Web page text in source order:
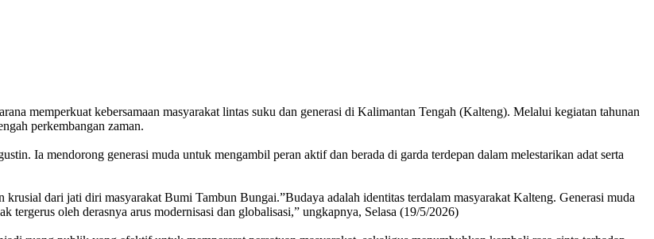
memperkuat kebersamaan masyarakat lintas suku dan generasi di Kalimantan Tengah (Kalteng). Melalui kegiatan tahunan
perkembangan zaman.
Ia mendorong generasi muda untuk mengambil peran aktif dan berada di garda terdepan dalam melestarikan adat serta
dari jati diri masyarakat Bumi Tambun Bungai.​”Budaya adalah identitas terdalam masyarakat Kalteng. Generasi muda
oleh derasnya arus modernisasi dan globalisasi,” ungkapnya, Selasa (19/5/2026)